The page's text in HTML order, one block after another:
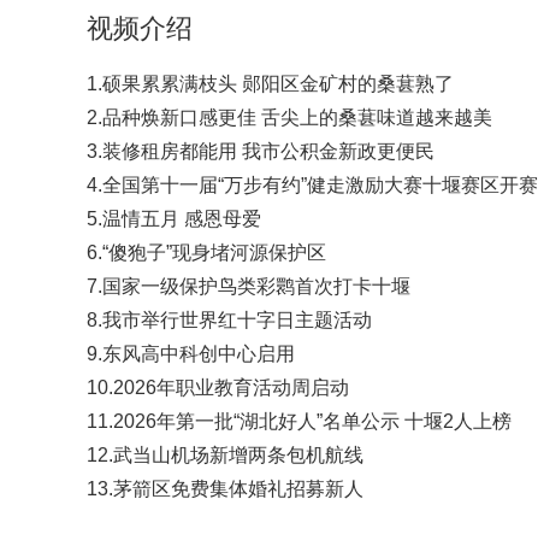
视频介绍
1.硕果累累满枝头 郧阳区金矿村的桑葚熟了
2.品种焕新口感更佳 舌尖上的桑葚味道越来越美
3.装修租房都能用 我市公积金新政更便民
4.全国第十一届“万步有约”健走激励大赛十堰赛区开赛
5.温情五月 感恩母爱
6.“傻狍子”现身堵河源保护区
7.国家一级保护鸟类彩鹮首次打卡十堰
8.我市举行世界红十字日主题活动
9.东风高中科创中心启用
10.2026年职业教育活动周启动
11.2026年第一批“湖北好人”名单公示 十堰2人上榜
12.武当山机场新增两条包机航线
13.茅箭区免费集体婚礼招募新人